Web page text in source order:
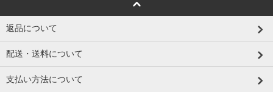
返品について
配送・送料について
支払い方法について